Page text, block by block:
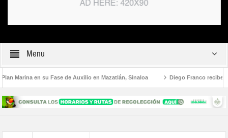
Menu
Marina en su Fase de Auxilio en Mazatlán, Sinaloa Diego Franco recibe
Educativa al Estilo Jalisco Buscan a Violeta y Melissa; viajaron a